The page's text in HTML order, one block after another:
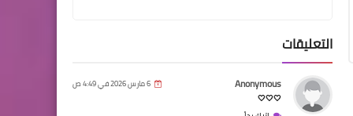
التعليقات
Anonymous 6 مارس 2026 في 4:49 ص
🤍🤍🤍